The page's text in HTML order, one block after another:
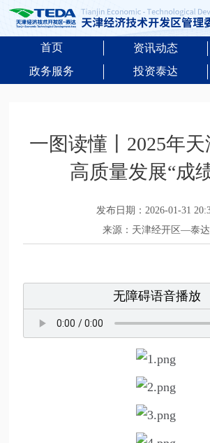
首页 资讯动态
政务服务
投资泰达
一图读懂丨2025年
高质量发展“成
发布日期：2026-01-31
来源：天津经开区—泰达
无障碍语音播放